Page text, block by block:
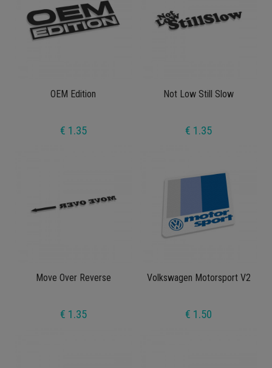
OEM Edition
€ 1.35
Not Low Still Slow
€ 1.35
Move Over Reverse
€ 1.35
Volkswagen Motorsport V2
€ 1.50